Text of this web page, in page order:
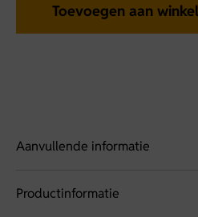
Toevoegen aan
Aanvullende informatie
Artikelnummer
Productinformatie